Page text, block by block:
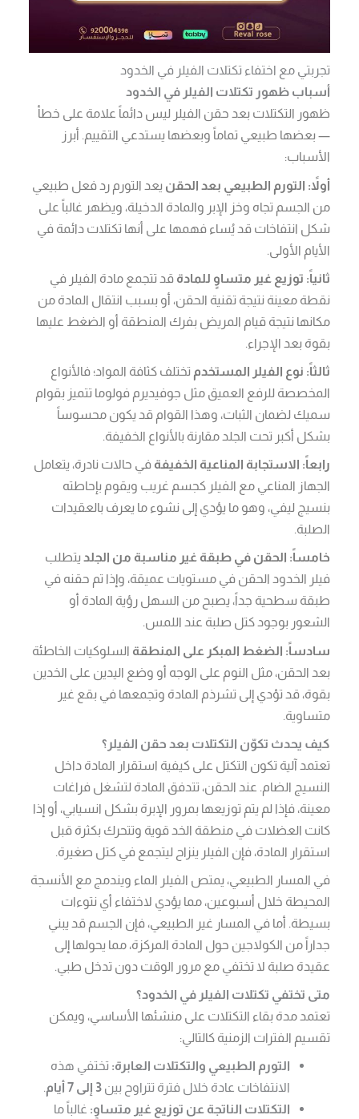
تجربتي مع اختفاء تكتلات الفيلر في الخدود
أسباب ظهور تكتلات الفيلر في الخدود
ظهور التكتلات بعد حقن الفيلر ليس دائماً علامة على خطأ
— بعضها طبيعي تماماً وبعضها يستدعي التقييم. أبرز
الأسباب:
أولاً: التورم الطبيعي بعد الحقن يعد التورم رد فعل طبيعي
من الجسم تجاه وخز الإبر والمادة الدخيلة، ويظهر غالباً على
شكل انتفاخات قد يُساء فهمها على أنها تكتلات دائمة في
الأيام الأولى.
ثانياً: توزيع غير متساوٍ للمادة قد تتجمع مادة الفيلر في
نقطة معينة نتيجة تقنية الحقن، أو بسبب انتقال المادة من
مكانها نتيجة قيام المريض بفرك المنطقة أو الضغط عليها
بقوة بعد الإجراء.
ثالثاً: نوع الفيلر المستخدم تختلف كثافة المواد؛ فالأنواع
المخصصة للرفع العميق مثل جوفيديرم فولوما تتميز بقوام
سميك لضمان الثبات، وهذا القوام قد يكون محسوساً
بشكل أكبر تحت الجلد مقارنة بالأنواع الخفيفة.
رابعاً: الاستجابة المناعية الخفيفة في حالات نادرة، يتعامل
الجهاز المناعي مع الفيلر كجسم غريب ويقوم بإحاطته
بنسيج ليفي، وهو ما يؤدي إلى نشوء ما يعرف بالعقيدات
الصلبة.
خامساً: الحقن في طبقة غير مناسبة من الجلد يتطلب
فيلر الخدود الحقن في مستويات عميقة، وإذا تم حقنه في
طبقة سطحية جداً، يصبح من السهل رؤية المادة أو
الشعور بوجود كتل صلبة عند اللمس.
سادساً: الضغط المبكر على المنطقة السلوكيات الخاطئة
بعد الحقن، مثل النوم على الوجه أو وضع اليدين على الخدين
بقوة، قد تؤدي إلى تشرذم المادة وتجمعها في بقع غير
متساوية.
كيف يحدث تكوّن التكتلات بعد حقن الفيلر؟
تعتمد آلية تكون التكتل على كيفية استقرار المادة داخل
النسيج الضام. عند الحقن، تتدفق المادة لتشغل فراغات
معينة، فإذا لم يتم توزيعها بمرور الإبرة بشكل انسيابي، أو إذا
كانت العضلات في منطقة الخد قوية وتتحرك بكثرة قبل
استقرار المادة، فإن الفيلر ينزاح ليتجمع في كتل صغيرة.
في المسار الطبيعي، يمتص الفيلر الماء ويندمج مع الأنسجة
المحيطة خلال أسبوعين، مما يؤدي لاختفاء أي نتوءات
بسيطة. أما في المسار غير الطبيعي، فإن الجسم قد يبني
جداراً من الكولاجين حول المادة المركزة، مما يحولها إلى
عقيدة صلبة لا تختفي مع مرور الوقت دون تدخل طبي.
متى تختفي تكتلات الفيلر في الخدود؟
تعتمد مدة بقاء التكتلات على منشئها الأساسي، ويمكن
تقسيم الفترات الزمنية كالتالي:
التورم الطبيعي والتكتلات العابرة: تختفي هذه
الانتفاخات عادة خلال فترة تتراوح بين 3 إلى 7 أيام
.
التكتلات الناتجة عن توزيع غير متساوٍ: غالباً ما